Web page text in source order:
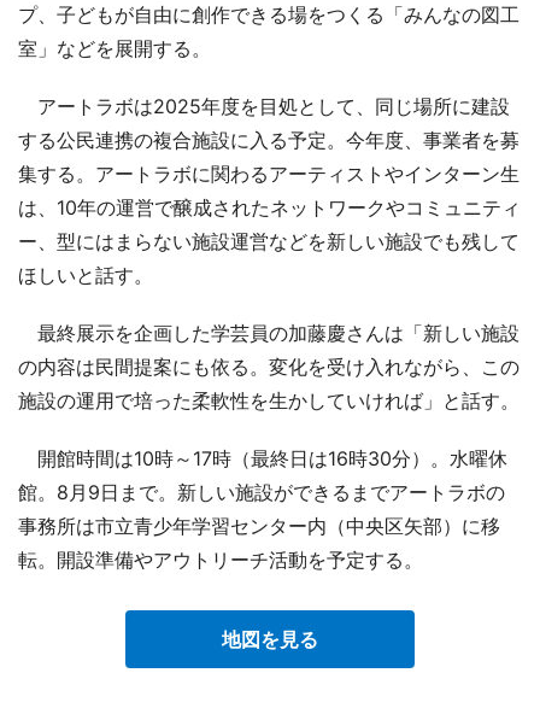
プ、子どもが自由に創作できる場をつくる「みんなの図工
室」などを展開する。
アートラボは2025年度を目処として、同じ場所に建設
する公民連携の複合施設に入る予定。今年度、事業者を募
集する。アートラボに関わるアーティストやインターン生
は、10年の運営で醸成されたネットワークやコミュニティ
ー、型にはまらない施設運営などを新しい施設でも残して
ほしいと話す。
最終展示を企画した学芸員の加藤慶さんは「新しい施設
の内容は民間提案にも依る。変化を受け入れながら、この
施設の運用で培った柔軟性を生かしていければ」と話す。
開館時間は10時～17時（最終日は16時30分）。水曜休
館。8月9日まで。新しい施設ができるまでアートラボの
事務所は市立青少年学習センター内（中央区矢部）に移
転。開設準備やアウトリーチ活動を予定する。
地図を見る